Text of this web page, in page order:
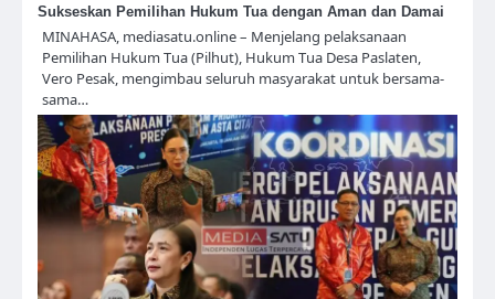
Sukseskan Pemilihan Hukum Tua dengan Aman dan Damai
MINAHASA, mediasatu.online – Menjelang pelaksanaan
Pemilihan Hukum Tua (Pilhut), Hukum Tua Desa Paslaten,
Vero Pesak, mengimbau seluruh masyarakat untuk bersama-
sama…